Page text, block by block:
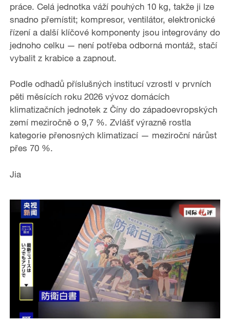
o
práce. Celá jednotka váží pouhých 10 kg, takže ji lze
snadno přemístit; kompresor, ventilátor, elektronické
řízení a další klíčové komponenty jsou integrovány do
jednoho celku — není potřeba odborná montáž, stačí
vybalit z krabice a zapnout.
Podle odhadů příslušných institucí vzrostl v prvních
pěti měsících roku 2026 vývoz domácích
klimatizačních jednotek z Číny do západoevropských
zemí meziročně o 9,7 %. Zvlášť výrazně rostla
kategorie přenosných klimatizací — meziroční nárůst
přes 70 %.
Jia